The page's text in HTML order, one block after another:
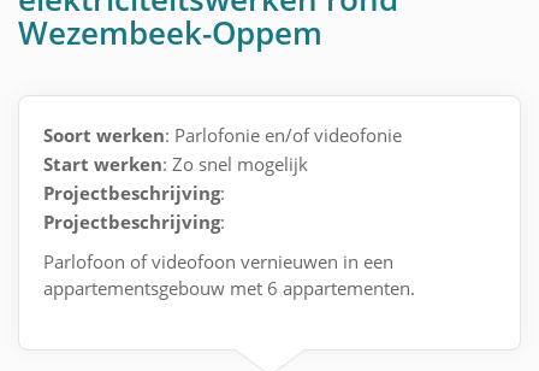
Wezembeek-Oppem
Soort werken: Parlofonie en/of videofonie
Start werken: Zo snel mogelijk
Projectbeschrijving:
Projectbeschrijving:
Parlofoon of videofoon vernieuwen in een
appartementsgebouw met 6 appartementen.